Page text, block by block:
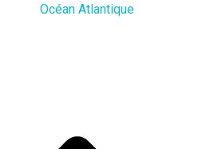
Océan Atlantique